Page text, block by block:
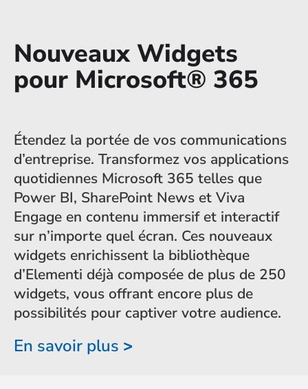
Nouveaux Widgets
pour Microsoft® 365
Étendez la portée de vos communications
d’entreprise. Transformez vos applications
quotidiennes Microsoft 365 telles que
Power BI, SharePoint News et Viva
Engage en contenu immersif et interactif
sur n’importe quel écran. Ces nouveaux
widgets enrichissent la bibliothèque
d’Elementi déjà composée de plus de 250
widgets, vous offrant encore plus de
possibilités pour captiver votre audience.
En savoir plus >